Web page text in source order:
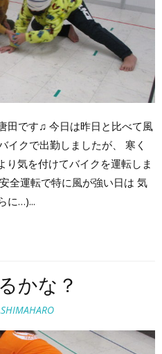
です♫ 今日は昨日と比べて風
イクで出勤しましたが、 寒く
り気を付けてバイクを運転しま
全運転で特に風が強い日は 気
に…)...
かな？